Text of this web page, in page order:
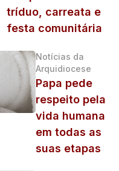
tríduo, carreata e
festa comunitária
Notícias da
Arquidiocese
Papa pede
respeito pela
vida humana
em todas as
suas etapas